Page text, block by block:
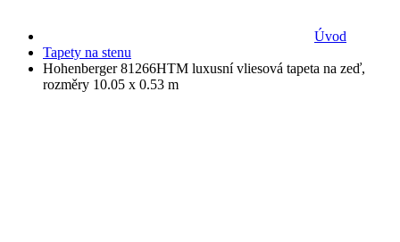
Úvod
Tapety na stenu
Hohenberger 81266HTM luxusní vliesová tapeta na zeď,
rozměry 10.05 x 0.53 m